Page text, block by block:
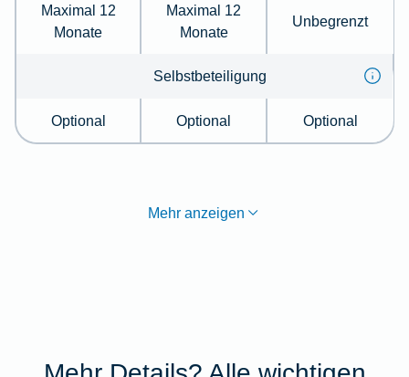
Maximal 12
Monate
Maximal 12
Monate
Unbegrenzt
Selbstbeteiligung
Optional Optional Optional
Mehr anzeigen